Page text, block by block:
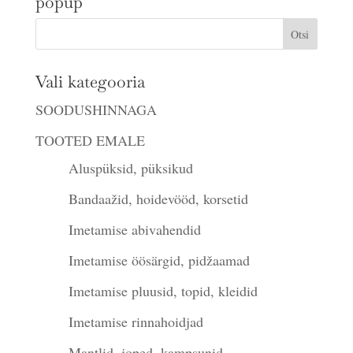
Vali kategooria
SOODUSHINNAGA
TOOTED EMALE
Aluspüksid, püksikud
Bandaažid, hoidevööd, korsetid
Imetamise abivahendid
Imetamise öösärgid, pidžaamad
Imetamise pluusid, topid, kleidid
Imetamise rinnahoidjad